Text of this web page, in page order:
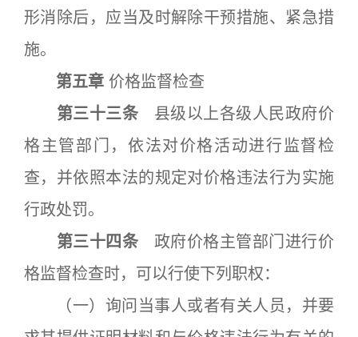
形消除后，应当及时解除干预措施、紧急措
施。
第五章 价格监督检查
第三十三条 县级以上各级人民政府价
格主管部门，依法对价格活动进行监督检
查，并依照本法的规定对价格违法行为实施
行政处罚。
第三十四条 政府价格主管部门进行价
格监督检查时，可以行使下列职权：
（一）询问当事人或者有关人员，并要